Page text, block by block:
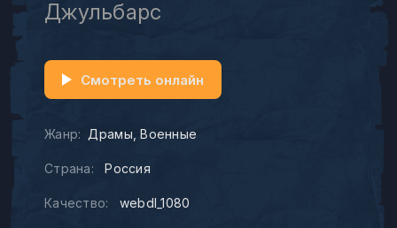
Джульбарс
Жанр: Драмы Военные
Страна: Россия
Качество: webdl_1080
Смотреть онлайн